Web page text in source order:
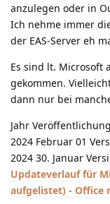
anzulegen oder in
Ich nehme immer
der EAS-Server eh
Es sind lt. Microsoft
gekommen.
dann nur bei
Jahr
2024 Februar 01
2024 30. Januar
Updateverlauf für
aufgelistet) - Office